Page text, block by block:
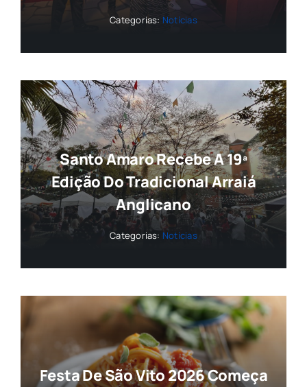
Categorias: Notícias
Santo Amaro Recebe A 19ª
Edição Do Tradicional Arraiá
Anglicano
Categorias: Notícias
Festa De São Vito 2026 Começa